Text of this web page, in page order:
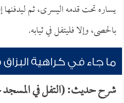
يساره تحت قدمه اليسرى، ثم
بالحصى، وإلا فليتفل في ثيابه.
ما جاء في كراهية
شرح حديث: (التفل في المسجد